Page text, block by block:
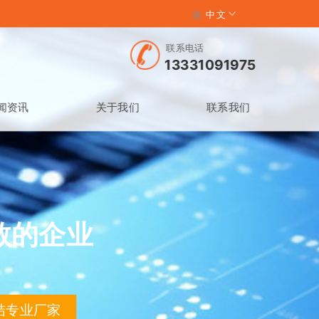
13331091975
联系电话
中文
资讯 关于我们 联系我们
的企业
业厂家